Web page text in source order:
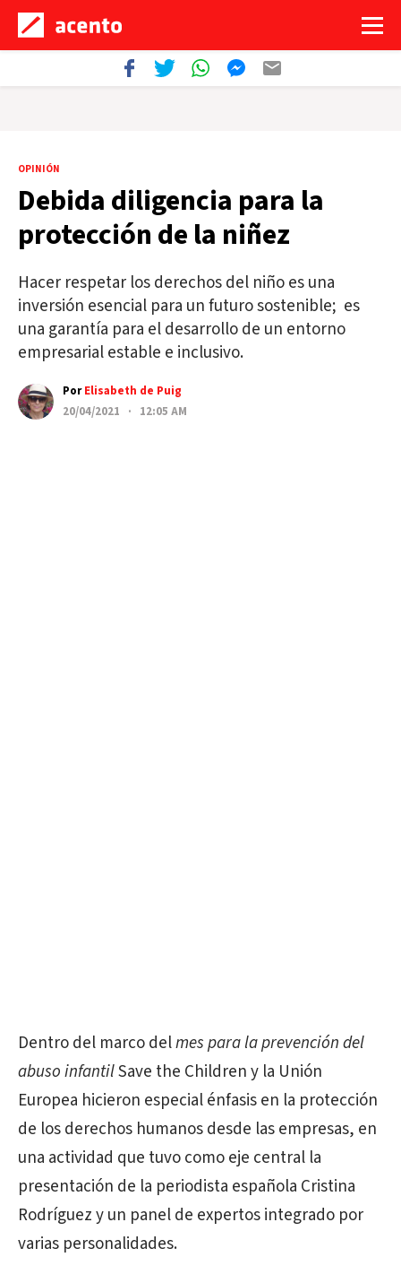
OPINIÓN
Debida diligencia para la
protección de la niñez
Hacer respetar los derechos del niño es una
inversión esencial para un futuro sostenible; es
una garantía para el desarrollo de un entorno
empresarial estable e inclusivo.
PorElisabeth de Puig
20/04/2021 · 12:05 AM
Dentro del marco delmes para la prevención del
abuso infantilSave the Children y la Unión
Europea hicieron especial énfasis en la protección
de los derechos humanos desde las empresas, en
una actividad que tuvo como eje central la
presentación de la periodista española Cristina
Rodríguez y un panel de expertos integrado por
varias personalidades.